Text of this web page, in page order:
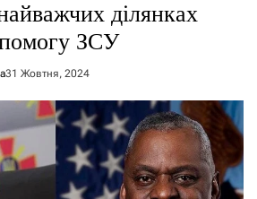
ділянках
ЗСУ
31 Жовтня, 2024